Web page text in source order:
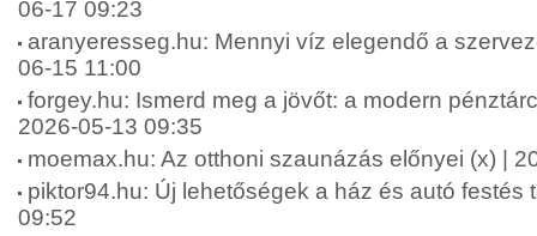
06-17 09:23
aranyeresseg.hu: Mennyi víz elegendő a
06-15 11:00
forgey.hu: Ismerd meg a jövőt: a modern
2026-05-13 09:35
moemax.hu: Az otthoni szaunázás előnyei (x) |
piktor94.hu: Új lehetőségek a ház és autó festés
09:52